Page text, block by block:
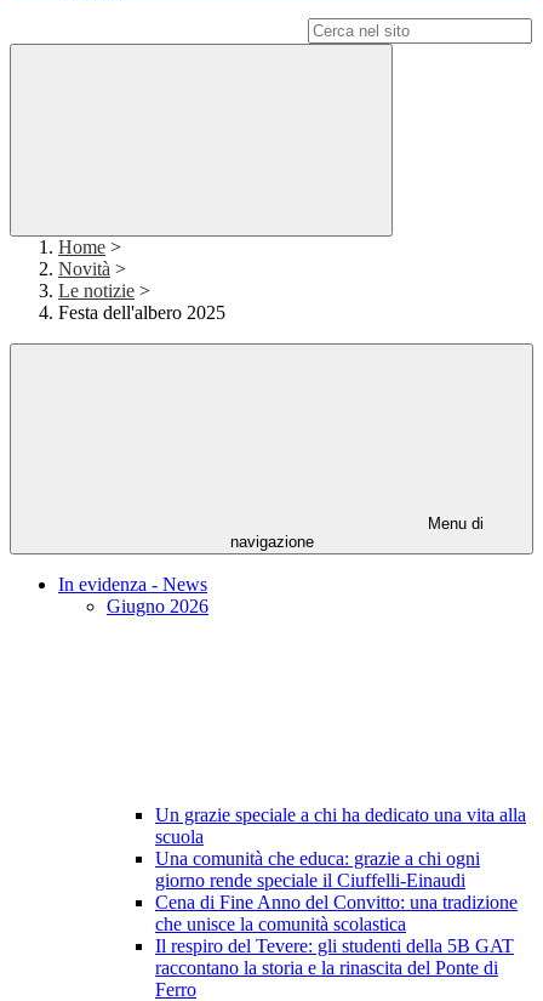
Home >
Novità >
Le notizie >
Festa dell'albero 2025
Menu di
navigazione
In evidenza - News
Giugno 2026
Un grazie speciale a chi ha dedicato una vita alla
scuola
Una comunità che educa: grazie a chi ogni
giorno rende speciale il Ciuffelli-Einaudi
Cena di Fine Anno del Convitto: una tradizione
che unisce la comunità scolastica
Il respiro del Tevere: gli studenti della 5B GAT
raccontano la storia e la rinascita del Ponte di
Ferro